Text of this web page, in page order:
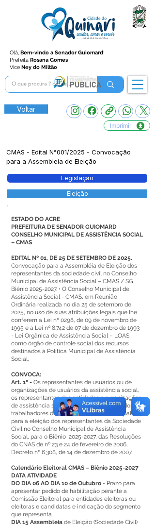
Olá, Bem-vindo a Senador Guiomard!
Prefeita Rosana Gomes
Vice Ney do Miltão
Voltar
Imprimir
CMAS - Edital N°001/2025 - Convocação
para a Assembleia de Eleição
Legislação
Eleição
ESTADO DO ACRE
PREFEITURA DE SENADOR GUIOMARD
CONSELHO MUNICIPAL DE ASSISTÊNCIA SOCIAL
– CMAS
EDITAL Nº 01, DE 25 DE SETEMBRO DE 2025.
Convocação para a Assembléia de Eleição dos
representantes da sociedade civil no Conselho
Municipal de Assistência Social – CMAS / SG,
Biênio 2025-2027. • O Conselho Municipal de
Assistência Social - CMAS, em Reunião
Ordinária realizada no dia 25 de setembro de
2025, no uso de suas atribuições legais que lhe
conferem a Lei nº 0298, de 09 de novembro de
1995 e a Lei nº 8.742 de 07 de dezembro de 1993
- Lei Orgânica de Assistência Social – LOAS,
como órgão de controle social dos recursos
destinados à Política Municipal de Assistência
Social,
CONVOCA:
Art. 1º - Os representantes de usuários ou de
organizações de usuários da assistência social,
os representantes das entidades e organizações
de assistência social e os representantes dos
trabalhadores do SUAS, de âmbito Municipal,
para a eleição dos representantes da Sociedade
Civil no Conselho Municipal de Assistência
Social, para o Biênio ,2025-2027, das Resoluções
do CNAS de nº 23 e 24 de fevereiro de 2006,
Decreto nº 6.308, de 14 de dezembro de 2007.
Calendário Eleitoral CMAS – Biênio 2025-2027
DATA ATIVIDADE
DO DIA 06 AO DIA 10 de Outubro - Prazo para
apresentar pedido de habilitação perante a
Comissão Eleitoral para entidades eleitoras ou
eleitoras e candidatas e indicação do segmento
que representa
DIA 15 Assembleia de Eleição (Sociedade Civil)